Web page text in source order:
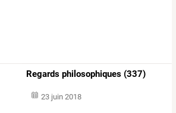
Regards philosophiques (337)
23 juin 2018